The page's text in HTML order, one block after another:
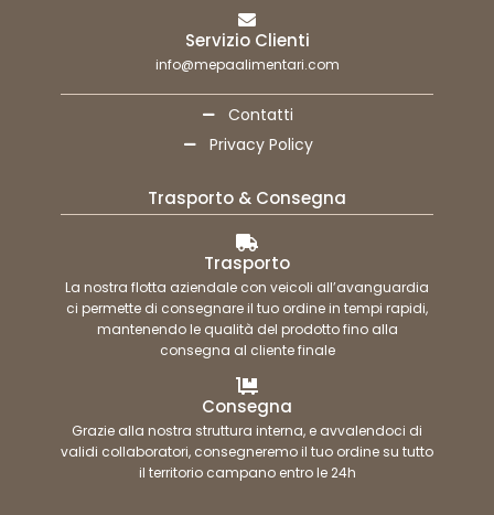
Servizio Clienti
info@mepaalimentari.com
Contatti
Privacy Policy
Trasporto & Consegna
Trasporto
La nostra flotta aziendale con veicoli all’avanguardia
ci permette di consegnare il tuo ordine in tempi rapidi,
mantenendo le qualità del prodotto fino alla
consegna al cliente finale
Consegna
Grazie alla nostra struttura interna, e avvalendoci di
validi collaboratori, consegneremo il tuo ordine su tutto
il territorio campano entro le 24h